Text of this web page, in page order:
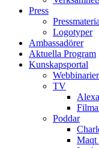
Press
Logotyper
Ambassadörer
Aktuella Program
Kunskapsportal
Webbinarier
TV
Poddar